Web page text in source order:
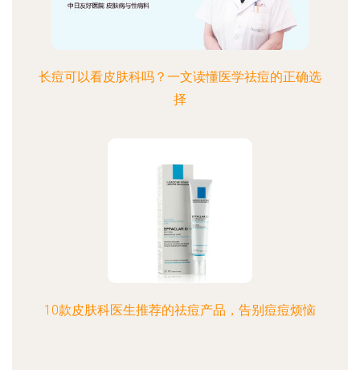
长痘可以看皮肤科吗？一文读懂医学祛痘的正确选
择
10款皮肤科医生推荐的祛痘产品，告别痘痘烦恼